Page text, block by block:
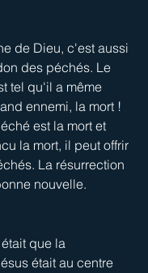
de Dieu, c'est aussi
des péchés. Le
tel qu'il a même
ennemi, la mort !
est la mort et
la mort, il peut offrir
La résurrection
nouvelle.
que la
était au centre